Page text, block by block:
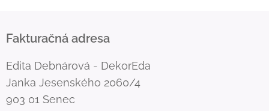
Fakturačná adresa
Edita Debnárová - DekorEda
Janka Jesenského 2060/4
903 01 Senec